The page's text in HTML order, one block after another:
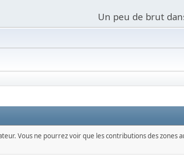
Un peu de brut
Vous ne pourrez voir que les contributions des zones